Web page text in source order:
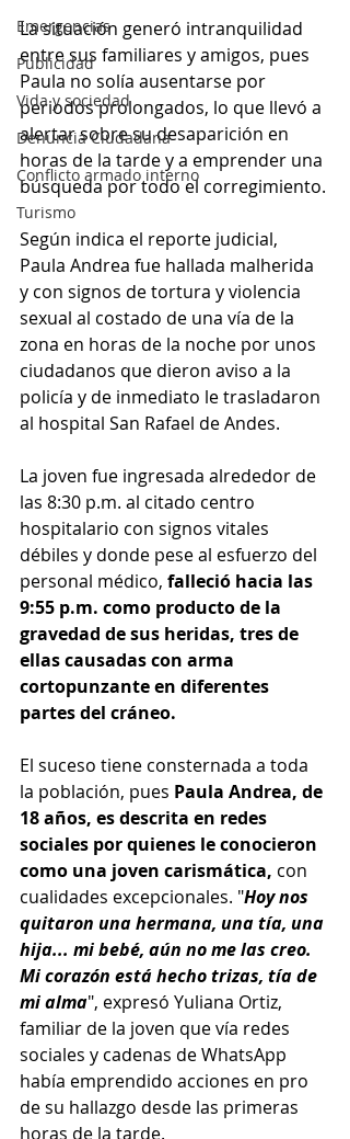
Emergencias
Publicidad
Vida y sociedad
Denuncia Ciudadana
Conflicto armado interno
Turismo
La situación generó intranquilidad
entre sus familiares y amigos, pues
Paula no solía ausentarse por
periodos prolongados, lo que llevó a
alertar sobre su desaparición en
horas de la tarde y a emprender una
búsqueda por todo el corregimiento.
Según indica el reporte judicial,
Paula Andrea fue hallada malherida
y con signos de tortura y violencia
sexual al costado de una vía de la
zona en horas de la noche por unos
ciudadanos que dieron aviso a la
policía y de inmediato le trasladaron
al hospital San Rafael de Andes.
La joven fue ingresada alrededor de
las 8:30 p.m. al citado centro
hospitalario con signos vitales
débiles y donde pese al esfuerzo del
personal médico, falleció hacia las
9:55 p.m. como producto de la
gravedad de sus heridas, tres de
ellas causadas con arma
cortopunzante en diferentes
partes del cráneo.
El suceso tiene consternada a toda
la población, pues Paula Andrea, de
18 años, es descrita en redes
sociales por quienes le conocieron
como una joven carismática, con
cualidades excepcionales. "Hoy nos
quitaron una hermana, una tía, una
hija... mi bebé, aún no me las creo.
Mi corazón está hecho trizas, tía de
mi alma", expresó Yuliana Ortiz,
familiar de la joven que vía redes
sociales y cadenas de WhatsApp
había emprendido acciones en pro
de su hallazgo desde las primeras
horas de la tarde.